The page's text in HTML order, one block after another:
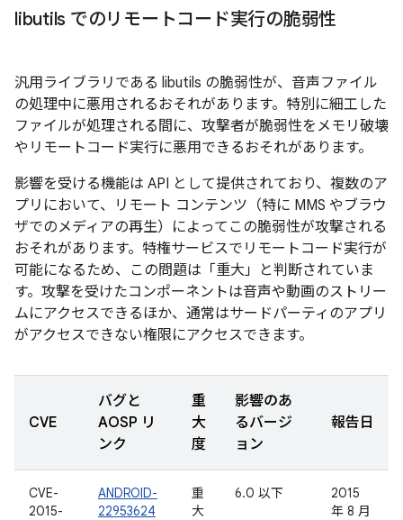
libutils でのリモートコード実行の脆弱性
汎用ライブラリである libutils の脆弱性が、音声ファイル
の処理中に悪用されるおそれがあります。特別に細工した
ファイルが処理される間に、攻撃者が脆弱性をメモリ破壊
やリモートコード実行に悪用できるおそれがあります。
影響を受ける機能は API として提供されており、複数のア
プリにおいて、リモート コンテンツ（特に MMS やブラウ
ザでのメディアの再生）によってこの脆弱性が攻撃される
おそれがあります。特権サービスでリモートコード実行が
可能になるため、この問題は「重大」と判断されていま
す。攻撃を受けたコンポーネントは音声や動画のストリー
ムにアクセスできるほか、通常はサードパーティのアプリ
がアクセスできない権限にアクセスできます。
CVE
バグと
AOSP リ
ンク
重
大
度
影響のあ
るバージ
ョン
報告日
CVE-
2015-
ANDROID-
22953624
重
大
6.0 以下
2015
年 8 月